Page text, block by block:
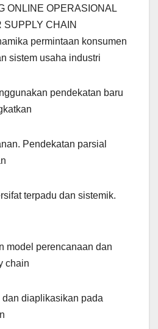
ONLINE OPERASIONAL
SUPPLY CHAIN
permintaan konsumen
sistem usaha industri
pendekatan baru
Pendekatan parsial
terpadu dan sistemik.
model perencanaan dan
chain
diaplikasikan pada